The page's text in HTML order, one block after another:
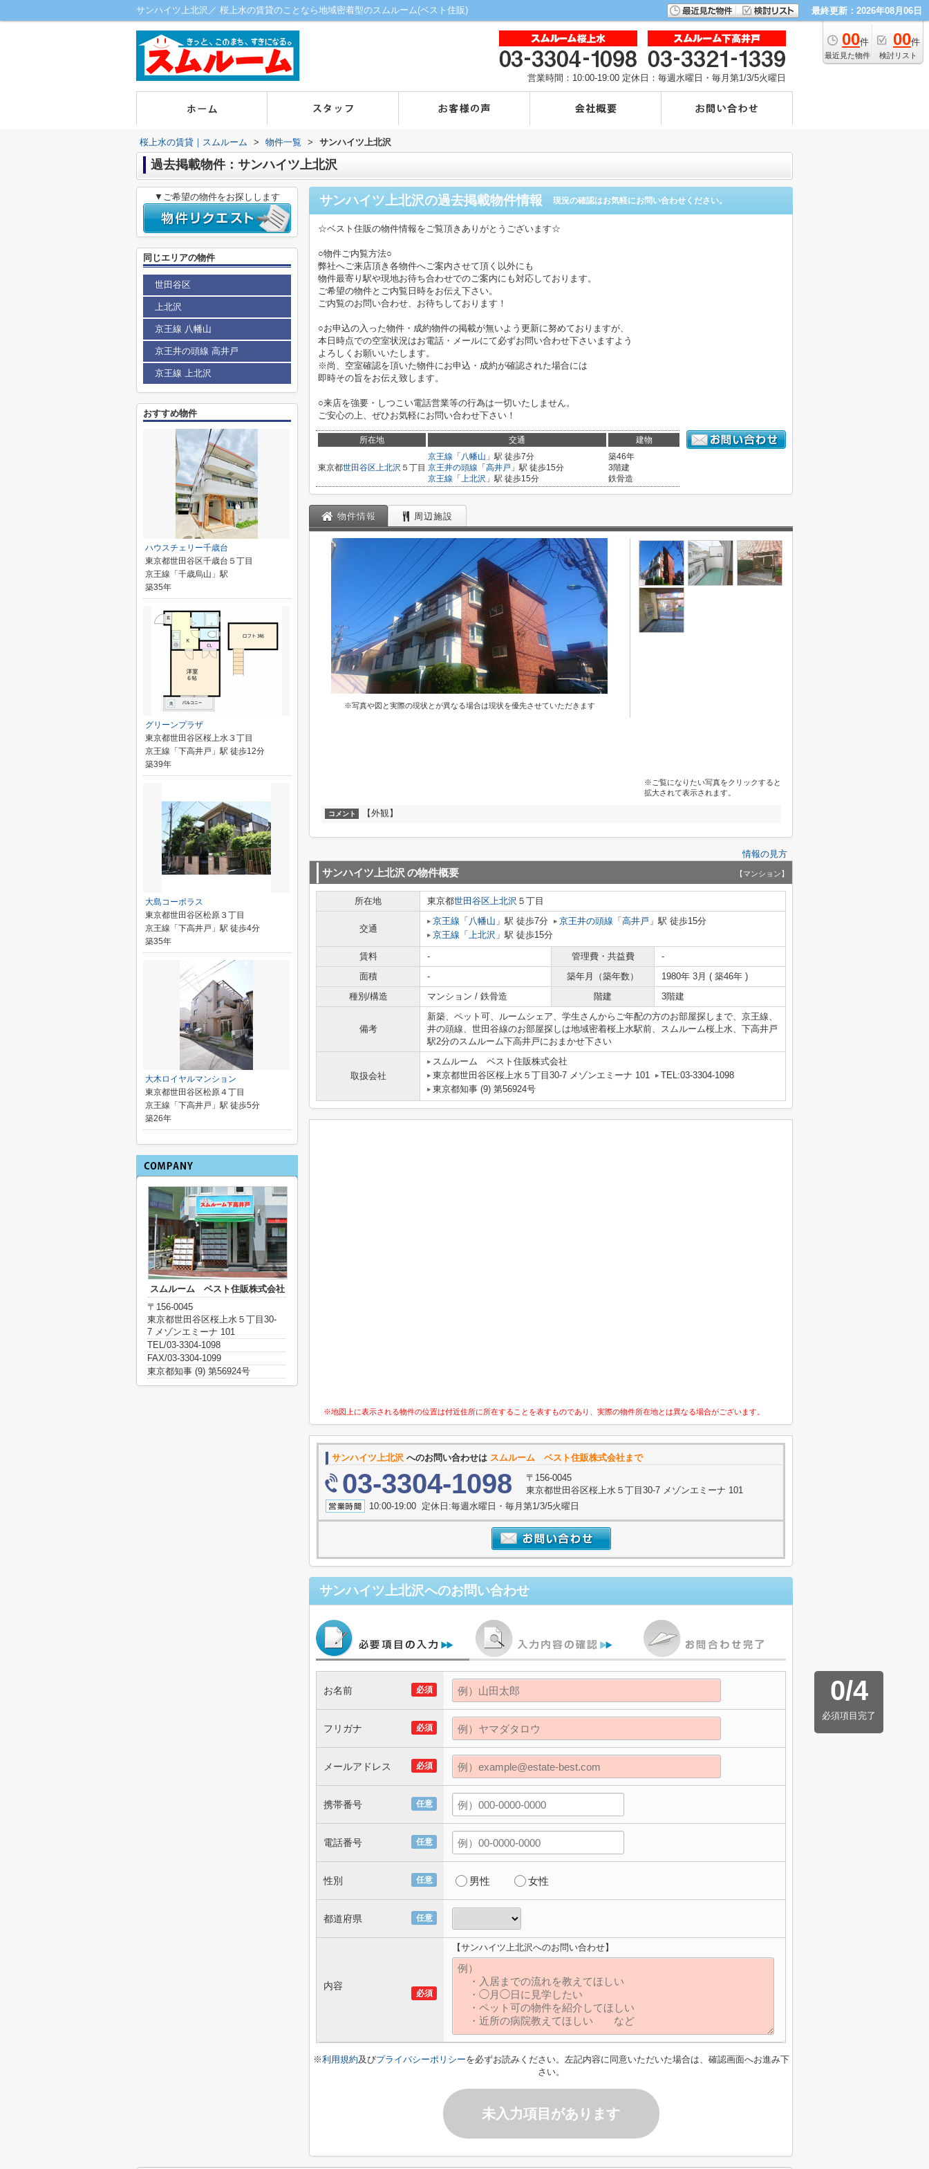
サンハイツ上北沢／ 桜上水の賃貸のことなら地域密着型のスムルーム(ベスト住販) 最終更新：2026年08月06日
00件
最近見た物件
00件
検討リスト
営業時間：10:00-19:00 定休日：毎週水曜日・毎月第1/3/5火曜日
桜上水の賃貸｜スムルーム > 物件一覧 > サンハイツ上北沢
過去掲載物件：サンハイツ上北沢
サンハイツ上北沢の過去掲載物件情報 現況の確認はお気軽にお問い合わせください。
☆ベスト住販の物件情報をご覧頂きありがとうございます☆
○物件ご内覧方法○
弊社へご来店頂き各物件へご案内させて頂く以外にも
物件最寄り駅や現地お待ち合わせでのご案内にも対応しております。
ご希望の物件とご内覧日時をお伝え下さい。
ご内覧のお問い合わせ、お待ちしております！
○お申込の入った物件・成約物件の掲載が無いよう更新に努めておりますが、
本日時点での空室状況はお電話・メールにて必ずお問い合わせ下さいますよう
よろしくお願いいたします。
※尚、空室確認を頂いた物件にお申込・成約が確認された場合には
即時その旨をお伝え致します。
○来店を強要・しつこい電話営業等の行為は一切いたしません。
ご安心の上、ぜひお気軽にお問い合わせ下さい！
所在地 交通 建物
東京都世田谷区上北沢 ５丁目
京王線 「 八幡山 」駅 徒歩7分
京王井の頭線 「 高井戸 」駅 徒歩15分
京王線 「 上北沢 」駅 徒歩15分
築46年
3階建
鉄骨造
物件情報 周辺施設
※写真や図と実際の現状とが異なる場合は現状を優先させていただきます
※ご覧になりたい写真をクリックすると
拡大されて表示されます。
コメント 【外観】
情報の見方
サンハイツ上北沢 の物件概要 【マンション】
所在地 東京都世田谷区上北沢 ５丁目
交通
京王線 「 八幡山 」駅 徒歩7分 京王井の頭線 「 高井戸 」駅 徒歩15分
京王線 「 上北沢 」駅 徒歩15分
賃料 - 管理費・共益費
-
面積
- 築年月（築年数）
1980年 3月 ( 築46年 )
種別/構造
マンション / 鉄骨造 階建 3階建
備考
新築、ペット可、ルームシェア、学生さんからご年配の方のお部屋探しまで、京王線、
井の頭線、世田谷線のお部屋探しは地域密着桜上水駅前、スムルーム桜上水、下高井戸
駅2分のスムルーム下高井戸におまかせ下さい
取扱会社
スムルーム ベスト住販株式会社
東京都世田谷区桜上水５丁目30-7 メゾンエミーナ 101
TEL:03-3304-1098
東京都知事 (9) 第56924号
※地図上に表示される物件の位置は付近住所に所在することを表すものであり、実際の物件所在地とは異なる場合がございます。
サンハイツ上北沢 へのお問い合わせは スムルーム ベスト住販株式会社まで
03-3304-1098
〒156-0045
東京都世田谷区桜上水５丁目30-7 メゾンエミーナ 101
10:00-19:00 定休日:毎週水曜日・毎月第1/3/5火曜日
サンハイツ上北沢へのお問い合わせ
0/4
必須項目完了
必須
お名前
必須
フリガナ
必須
メールアドレス
任意
携帯番号
任意
電話番号
任意
性別 男性 女性
任意
都道府県
必須
内容
【サンハイツ上北沢へのお問い合わせ】
※利用規約及びプライバシーポリシーを必ずお読みください。左記内容に同意いただいた場合は、確認画面へお進み下
さい。
未入力項目があります
▼ご希望の物件をお探しします
同じエリアの物件
世田谷区
上北沢
京王線 八幡山
京王井の頭線 高井戸
京王線 上北沢
おすすめ物件
ハウスチェリー千歳台
東京都世田谷区千歳台５丁目
京王線「千歳烏山」駅
築35年
グリーンプラザ
東京都世田谷区桜上水３丁目
京王線「下高井戸」駅 徒歩12分
築39年
大島コーポラス
東京都世田谷区松原３丁目
京王線「下高井戸」駅 徒歩4分
築35年
大木ロイヤルマンション
東京都世田谷区松原４丁目
京王線「下高井戸」駅 徒歩5分
築26年
スムルーム ベスト住販株式会社
〒156-0045
東京都世田谷区桜上水５丁目30-
7 メゾンエミーナ 101
TEL/03-3304-1098
FAX/03-3304-1099
東京都知事 (9) 第56924号